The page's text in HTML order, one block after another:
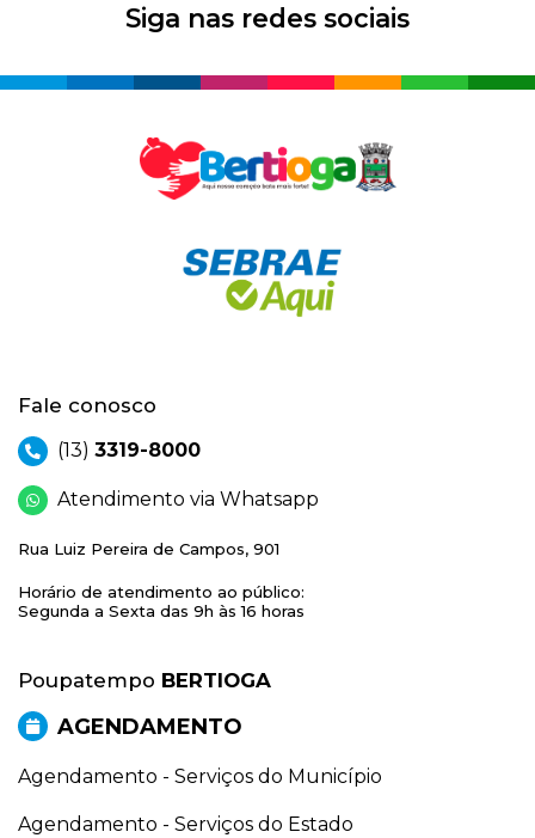
Siga nas redes sociais
Fale conosco
(13) 3319-8000
Atendimento via Whatsapp
Rua Luiz Pereira de Campos, 901
Horário de atendimento ao público:
Segunda a Sexta das 9h às 16 horas
Poupatempo BERTIOGA
AGENDAMENTO
Agendamento - Serviços do Município
Agendamento - Serviços do Estado